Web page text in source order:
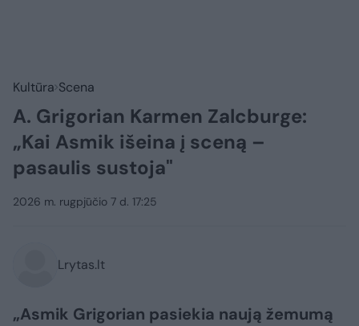
Kultūra Scena
A. Grigorian Karmen Zalcburge:
„Kai Asmik išeina į sceną –
pasaulis sustoja"
2026 m. rugpjūčio 7 d. 17:25
Lrytas.lt
„Asmik Grigorian pasiekia naują žemumą